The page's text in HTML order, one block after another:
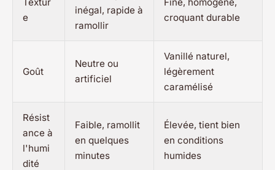
e
inégal, rapide à
ramollir
croquant durable
Goût
Neutre ou
artificiel
Vanillé naturel,
légèrement
caramélisé
Résist
ance à
l'humi
dité
Faible, ramollit
en quelques
minutes
Élevée, tient bien
en conditions
humides